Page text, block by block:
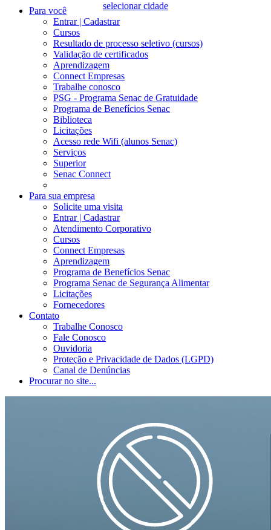
selecionar cidade
Para você
Entrar | Cadastrar
Cursos
Resultado de processo seletivo (cursos)
Validação de certificados
Aprendizagem
Connect Empresas
Trabalhe conosco
PSG - Programa Senac de Gratuidade
Programa de Benefícios Senac
Biblioteca
Licitações
Acesso rede Wifi (alunos Senac)
Serviços
Superior
Senac Connect
Para sua empresa
Solicite uma visita
Entrar | Cadastrar
Atendimento Corporativo
Cursos
Connect Empresas
Aprendizagem
Programa de Benefícios Senac
Programa Senac de Segurança Alimentar
Licitações
Fornecedores
Contato
Trabalhe Conosco
Fale Conosco
Ouvidoria
Proteção e Privacidade de Dados (LGPD)
Canal de Denúncias
Procurar no site...